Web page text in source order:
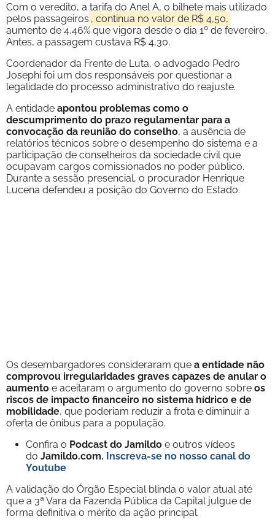
Com o veredito, a tarifa do Anel A, o bilhete mais utilizado
pelos passageiros , continua no valor de R$ 4,50,
aumento de 4,46% que vigora desde o dia 1º de fevereiro.
Antes, a passagem custava R$ 4,30.
Coordenador da Frente de Luta, o advogado Pedro
Josephi foi um dos responsáveis por questionar a
legalidade do processo administrativo do reajuste.
A entidade apontou problemas como o
descumprimento do prazo regulamentar para a
convocação da reunião do conselho, a ausência de
relatórios técnicos sobre o desempenho do sistema e a
participação de conselheiros da sociedade civil que
ocupavam cargos comissionados no poder público.
Durante a sessão presencial, o procurador Henrique
Lucena defendeu a posição do Governo do Estado.
Os desembargadores consideraram que a entidade não
comprovou irregularidades graves capazes de anular o
aumento e aceitaram o argumento do governo sobre os
riscos de impacto financeiro no sistema hídrico e de
mobilidade, que poderiam reduzir a frota e diminuir a
oferta de ônibus para a população.
Confira o Podcast do Jamildo e outros vídeos
do Jamildo.com. Inscreva-se no nosso canal do
Youtube
A validação do Órgão Especial blinda o valor atual até
que a 3ª Vara da Fazenda Pública da Capital julgue de
forma definitiva o mérito da ação principal.